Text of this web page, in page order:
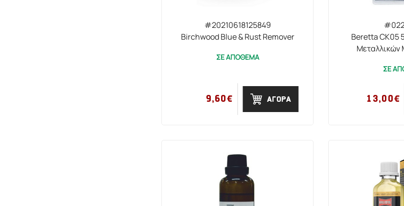
#20210618125849
Birchwood Blue & Rust Remover
ΣΕ ΑΠΟΘΕΜΑ
9,60€ ΑΓΟΡΑ
Beretta CK05
ΣΕ
13,00€